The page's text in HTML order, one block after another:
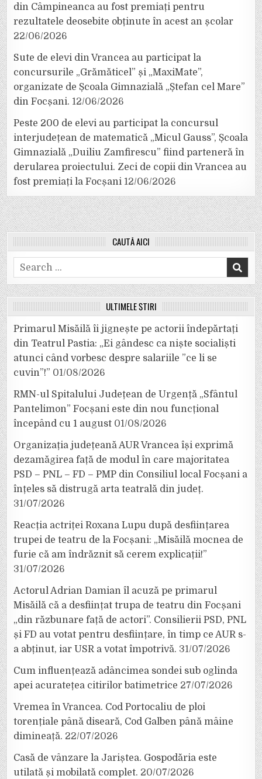
din Câmpineanca au fost premiați pentru
rezultatele deosebite obținute în acest an școlar
22/06/2026
Sute de elevi din Vrancea au participat la
concursurile „Grămăticel” și „MaxiMate”,
organizate de Școala Gimnazială „Ștefan cel Mare”
din Focșani. 12/06/2026
Peste 200 de elevi au participat la concursul
interjudețean de matematică „Micul Gauss”, Școala
Gimnazială „Duiliu Zamfirescu” fiind parteneră în
derularea proiectului. Zeci de copii din Vrancea au
fost premiați la Focșani 12/06/2026
CAUTĂ AICI
Search
for:
ULTIMELE ȘTIRI
Primarul Misăilă îi jignește pe actorii îndepărtați
din Teatrul Pastia: „Ei gândesc ca niște socialiști
atunci când vorbesc despre salariile ”ce li se
cuvin”!” 01/08/2026
RMN-ul Spitalului Județean de Urgență „Sfântul
Pantelimon” Focșani este din nou funcțional
începând cu 1 august 01/08/2026
Organizația județeană AUR Vrancea își exprimă
dezamăgirea față de modul în care majoritatea
PSD – PNL – FD – PMP din Consiliul local Focșani a
înțeles să distrugă arta teatrală din județ.
31/07/2026
Reacția actriței Roxana Lupu după desființarea
trupei de teatru de la Focșani: „Misăilă mocnea de
furie că am îndrăznit să cerem explicații!”
31/07/2026
Actorul Adrian Damian îl acuză pe primarul
Misăilă că a desființat trupa de teatru din Focșani
„din răzbunare față de actori”. Consilierii PSD, PNL
și FD au votat pentru desființare, în timp ce AUR s-
a abținut, iar USR a votat împotrivă. 31/07/2026
Cum influențează adâncimea sondei sub oglinda
apei acuratețea citirilor batimetrice 27/07/2026
Vremea în Vrancea. Cod Portocaliu de ploi
torențiale până diseară, Cod Galben până mâine
dimineață. 22/07/2026
Casă de vânzare la Jariștea. Gospodăria este
utilată și mobilată complet. 20/07/2026